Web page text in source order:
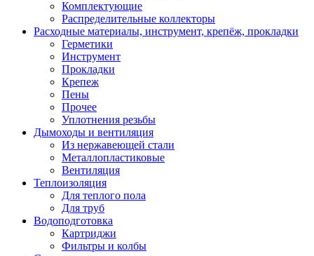
Комплектующие
Распределительные коллекторы
Расходные материалы, инструмент, крепёж, прокладки
Герметики
Инструмент
Прокладки
Крепеж
Пены
Прочее
Уплотнения резьбы
Дымоходы и вентиляция
Из нержавеющей стали
Металлопластиковые
Вентиляция
Теплоизоляция
Для теплого пола
Для труб
Водоподготовка
Картриджи
Фильтры и колбы